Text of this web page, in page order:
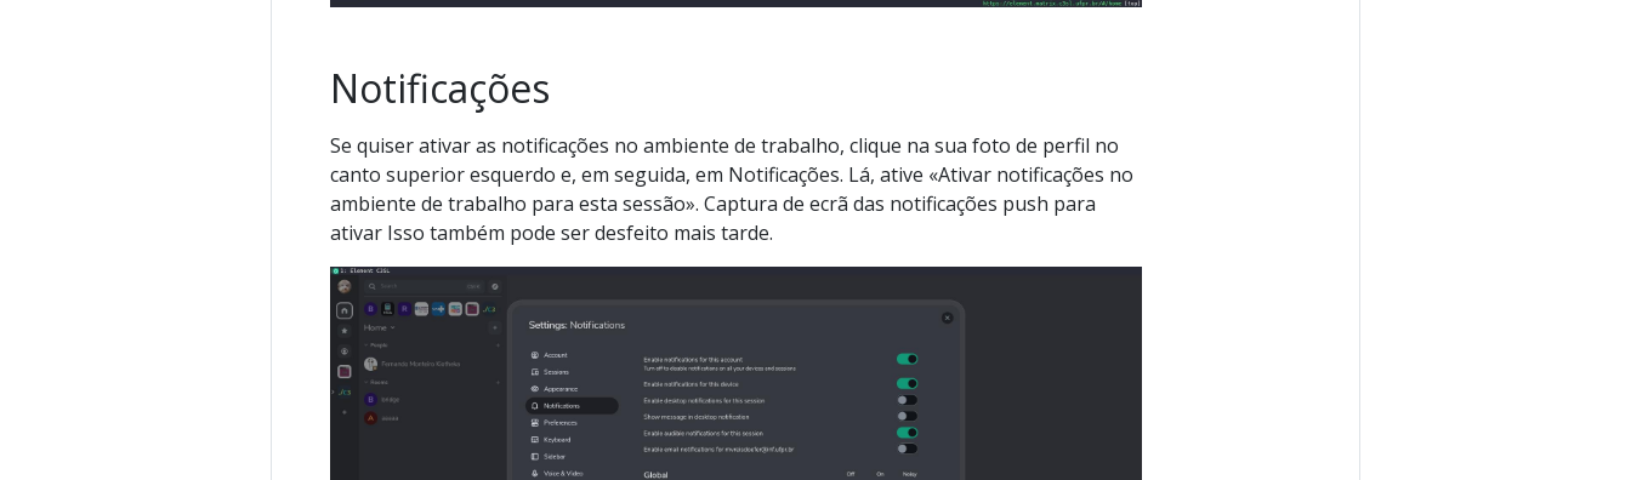
Notificações
Se quiser ativar as notificações no ambiente de trabalho, clique na sua foto de perfil no
canto superior esquerdo e, em seguida, em Notificações. Lá, ative «Ativar notificações no
ambiente de trabalho para esta sessão». Captura de ecrã das notificações push para
ativar Isso também pode ser desfeito mais tarde.